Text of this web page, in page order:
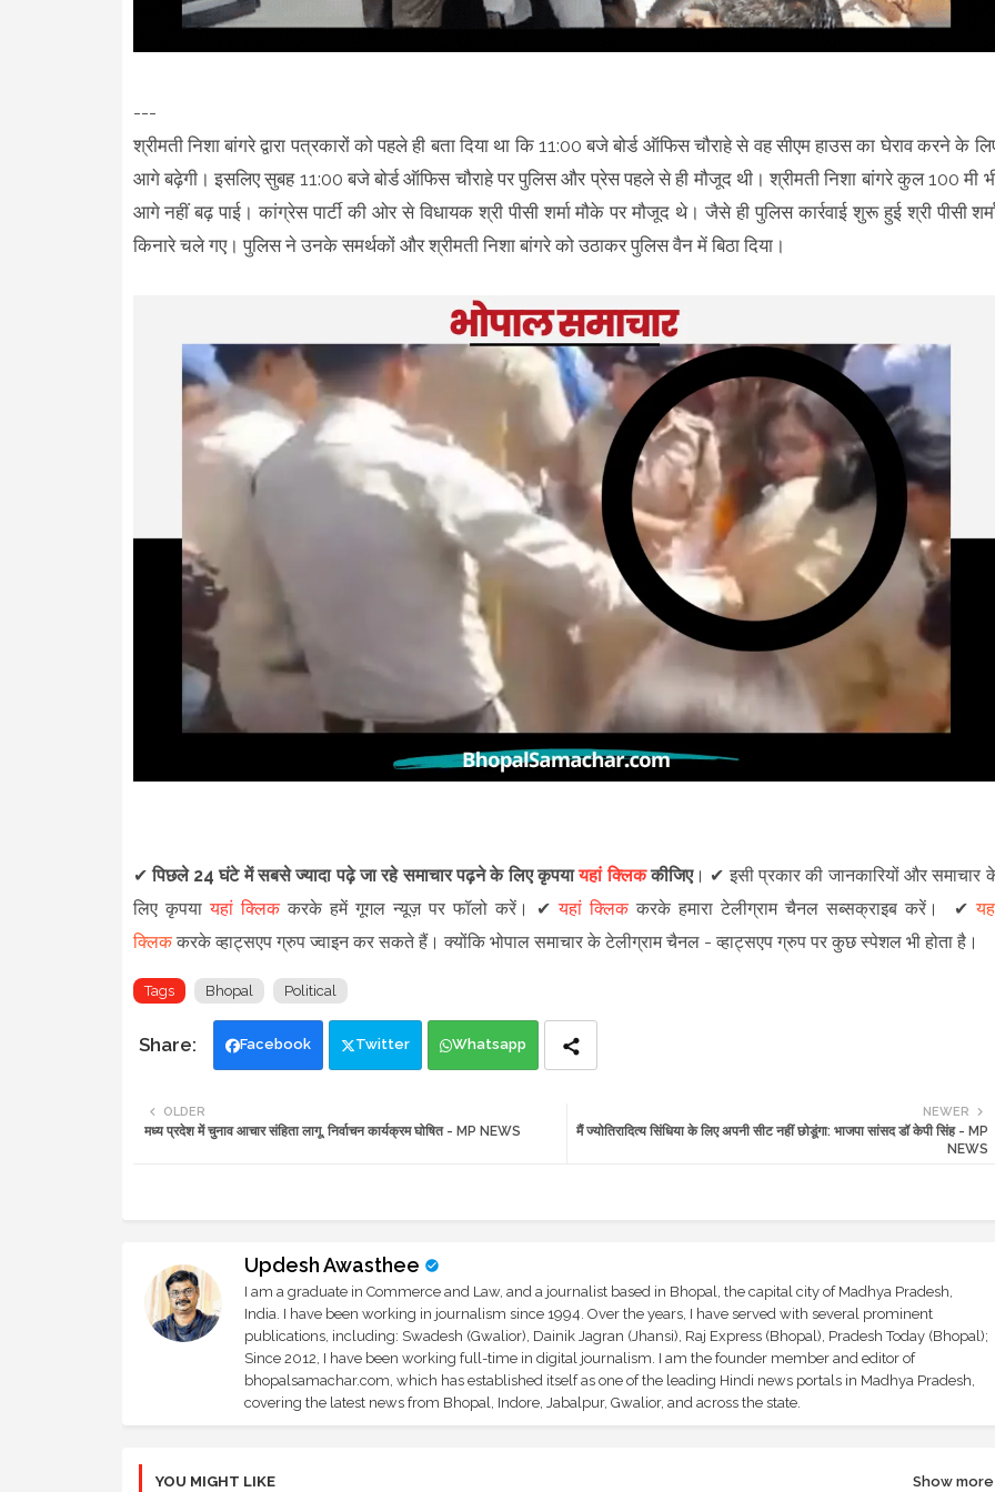
---
श्रीमती निशा बांगरे द्वारा पत्रकारों को पहले ही बता दिया था कि 11:00 बजे बोर्ड ऑफिस चौराहे से वह सीएम हाउस का घेराव करने के
आगे बढ़ेगी। इसलिए सुबह 11:00 बजे बोर्ड ऑफिस चौराहे पर पुलिस और प्रेस पहले से ही मौजूद थी। श्रीमती निशा बांगरे कुल 100 मी
आगे नहीं बढ़ पाई। कांग्रेस पार्टी की ओर से विधायक श्री पीसी शर्मा मौके पर मौजूद थे। जैसे ही पुलिस कार्रवाई शुरू हुई श्री पीसी
किनारे चले गए। पुलिस ने उनके समर्थकों और श्रीमती निशा बांगरे को उठाकर पुलिस वैन में बिठा दिया।
✔ पिछले 24 घंटे में सबसे ज्यादा पढ़े जा रहे समाचार पढ़ने के लिए कृपयायहां क्लिककीजिए। ✔ इसी प्रकार की जानकारियों और समाचार
लिए कृपयायहां क्लिककरके हमें गूगल न्यूज़ पर फॉलो करें। ✔यहां क्लिककरके हमारा टेलीग्राम चैनल सब्सक्राइब करें। ✔
क्लिककरके व्हाट्सएप ग्रुप ज्वाइन कर सकते हैं। क्योंकि भोपाल समाचार के टेलीग्राम चैनल - व्हाट्सएप ग्रुपपर कुछ स्पेशल भी होता है।
Tags Bhopal Political
Facebook Twitter Whatsapp
NEWER
मैं ज्योतिरादित्य सिंधिया के लिए अपनी सीट नहीं छोडूंगा: भाजपा सांसद डॉ केपी सिंह - MP
NEWS
OLDER
मध्य प्रदेश में चुनाव आचार संहिता लागू, निर्वाचन कार्यक्रम घोषित - MP NEWS
Updesh Awasthee
I am a graduate in Commerce and Law, and a journalist based in Bhopal, the capital city of Madhya Pradesh,
India. I have been working in journalism since 1994. Over the years, I have served with several prominent
publications, including: Swadesh (Gwalior), Dainik Jagran (Jhansi), Raj Express (Bhopal), Pradesh Today (Bhopal);
Since 2012, I have been working full-time in digital journalism. I am the founder member and editor of
bhopalsamachar.com, which has established itself as one of the leading Hindi news portals in Madhya Pradesh,
covering the latest news from Bhopal, Indore, Jabalpur, Gwalior, and across the state.
YOU MIGHT LIKE Show more